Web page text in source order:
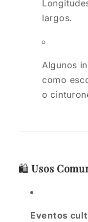
largos.
Algunos
como
o
🛍️Usos
Eventos